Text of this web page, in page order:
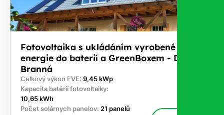
Fotovoltaika s ukládáním vyrobené
energie do baterií a GreenBoxem - Dolní
Branná
Celkový výkon FVE: 9,45 kWp
Kapacita batérií fotovoltaiky:
10,65 kWh
Počet solárnych panelov: 21 panelů